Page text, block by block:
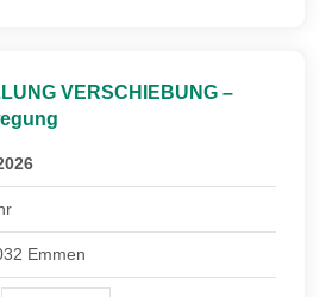
VERSCHIEBUNG –
Emmen